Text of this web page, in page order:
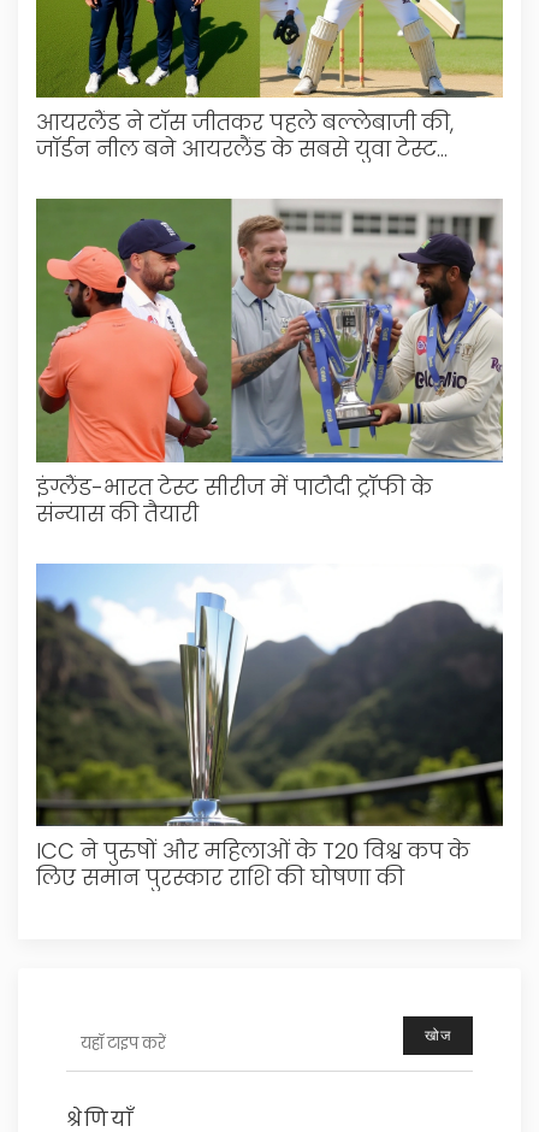
आयरलैंड ने टॉस जीतकर पहले बल्लेबाजी की,
जॉर्डन नील बने आयरलैंड के सबसे युवा टेस्ट
इंग्लैंड-भारत टेस्ट सीरीज में पाटौदी ट्रॉफी के
संन्यास की तैयारी
ICC ने पुरुषों और महिलाओं के T20 विश्व कप के
लिए समान पुरस्कार राशि की घोषणा की
खोज
श्रेणियाँ